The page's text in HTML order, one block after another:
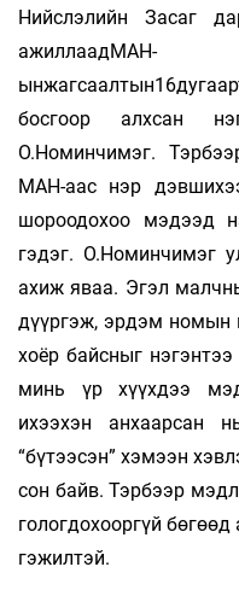
Нийслэлийн Засаг
ажиллаадМАН-
босгоор алхсан
О.Номинчимэг.
МАН-аас нэр
шороодохоо мэ­дээд
гэдэг. О.Номинчимэг
ахиж яваа. Эгэл
дүүргэж, эрдэм номын
хоёр байсныг
минь үр хүүхдээ
ихээхэн анхаарсан
“бүтээ­сэн” хэ­мээн
сон байв. Тэр­бээр
го­лог­до­хооргүй
гэжил­тэй.